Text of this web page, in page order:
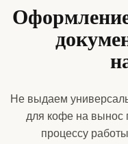
Не выдаем
для кофе на вынос
процессу